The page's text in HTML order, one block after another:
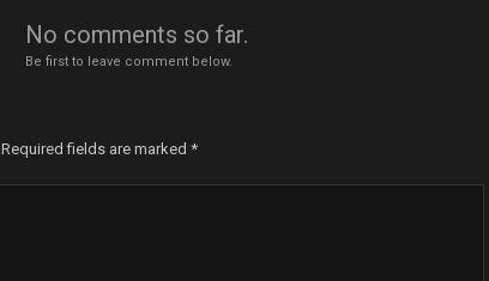
No comments so far.
Be first to leave comment below.
Required fields are marked *